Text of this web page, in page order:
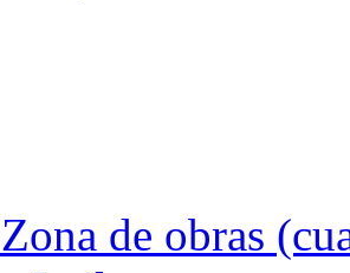
Zona de obras